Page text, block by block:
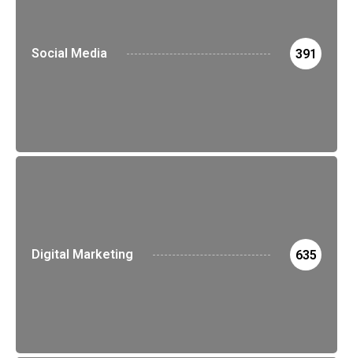
Social Media 391
Digital Marketing 635